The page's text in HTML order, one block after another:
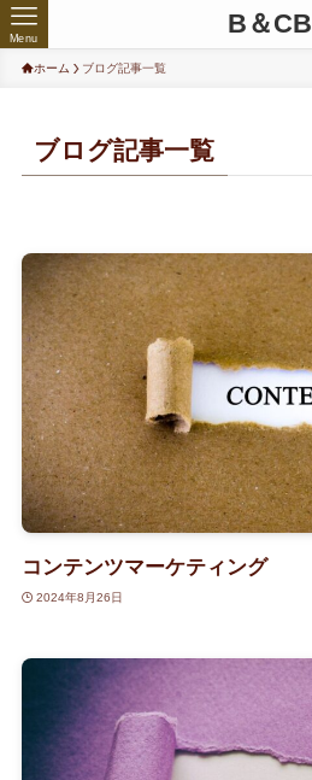
B＆CB
Menu
ホーム ブログ記事一覧
ブログ記事一覧
コンテンツマーケティング
2024年8月26日